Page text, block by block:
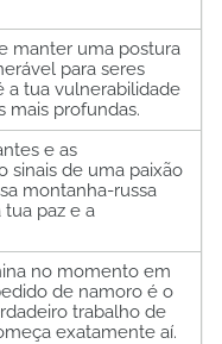
manter uma postura
para seres
a tua vulnerabilidade
mais profundas.
e as
sinais de uma paixão
montanha-russa
paz e a
no momento em
de namoro é o
trabalho de
exatamente aí.